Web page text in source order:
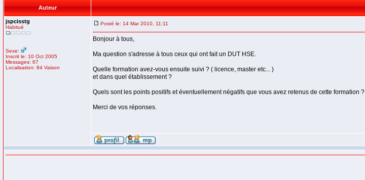
Auteur
jspcisstg
Habitué
Sexe:
Inscrit le: 10 Oct 2005
Messages: 67
Localisation: 84 Vaison
Posté le: 14 Mar 2010, 11:11
Bonjour à tous,
Ma question s'adresse à tous ceux qui ont fait un DUT HSE.
Quelle formation avez-vous ensuite suivi ? ( licence, master etc... )
et dans quel établissement ?
Quels sont les points positifs et éventuellement négatifs que vous avez retenus de cette formation ?
Merci de vos réponses.